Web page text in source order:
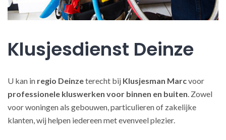
Klusjesdienst Deinze
U kan in regio Deinzeterecht bij Klusjesman Marcvoor
professionele kluswerken voor binnen en buiten. Zowel
voor woningen als gebouwen, particulieren of zakelijke
klanten, wij helpen iedereen met evenveel plezier.